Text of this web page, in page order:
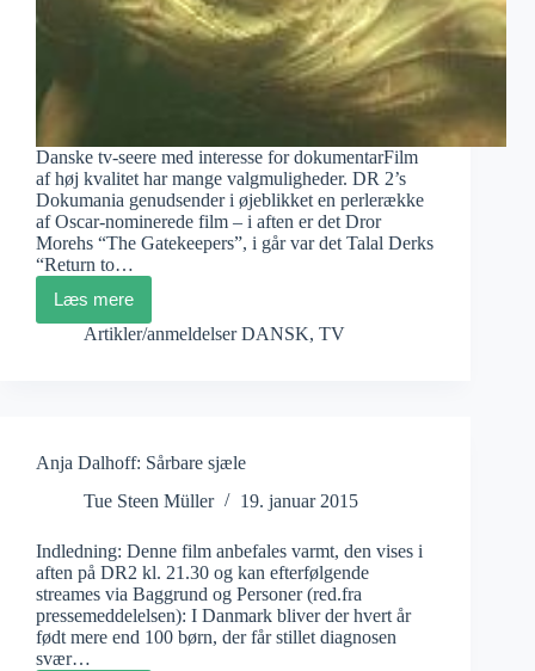
Danske tv-seere med interesse for dokumentarFilm
af høj kvalitet har mange valgmuligheder. DR 2’s
Dokumania genudsender i øjeblikket en perlerække
af Oscar-nominerede film – i aften er det Dror
Morehs “The Gatekeepers”, i går var det Talal Derks
“Return to…
Læs mere
Dokland:
Nyt
Artikler/anmeldelser DANSK, TV
Anja Dalhoff: Sårbare sjæle
Tue Steen Müller
19. januar 2015
Indledning: Denne film anbefales varmt, den vises i
aften på DR2 kl. 21.30 og kan efterfølgende
streames via Baggrund og Personer (red.fra
pressemeddelelsen): I Danmark bliver der hvert år
født mere end 100 børn, der får stillet diagnosen
svær…